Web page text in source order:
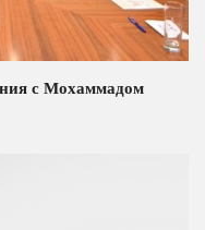
с Мохаммадом